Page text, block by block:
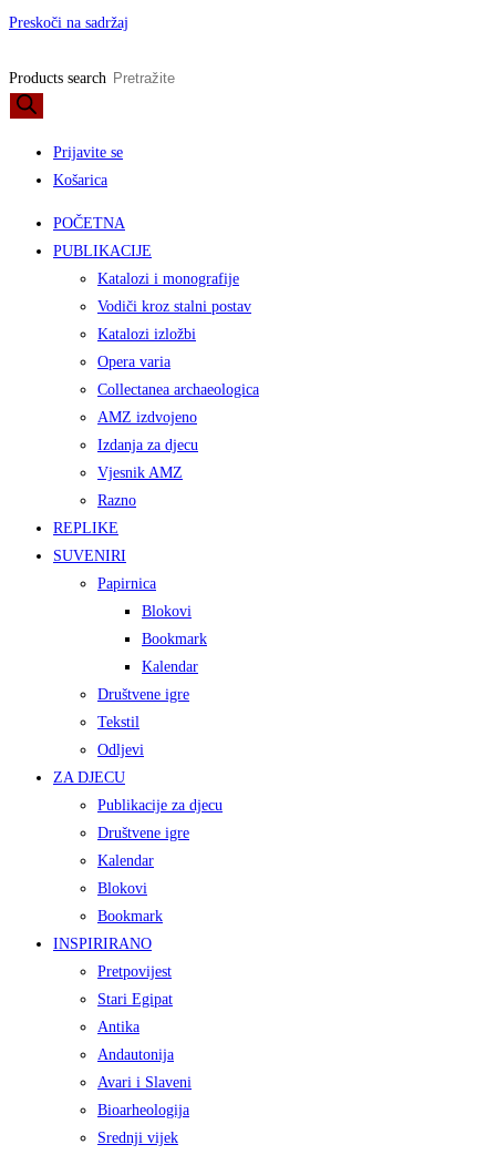
Preskoči na sadržaj
Products search
Prijavite se
Košarica
POČETNA
PUBLIKACIJE
Katalozi i monografije
Vodiči kroz stalni postav
Katalozi izložbi
Opera varia
Collectanea archaeologica
AMZ izdvojeno
Izdanja za djecu
Vjesnik AMZ
Razno
REPLIKE
SUVENIRI
Papirnica
Blokovi
Bookmark
Kalendar
Društvene igre
Tekstil
Odljevi
ZA DJECU
Publikacije za djecu
Društvene igre
Kalendar
Blokovi
Bookmark
INSPIRIRANO
Pretpovijest
Stari Egipat
Antika
Andautonija
Avari i Slaveni
Bioarheologija
Srednji vijek